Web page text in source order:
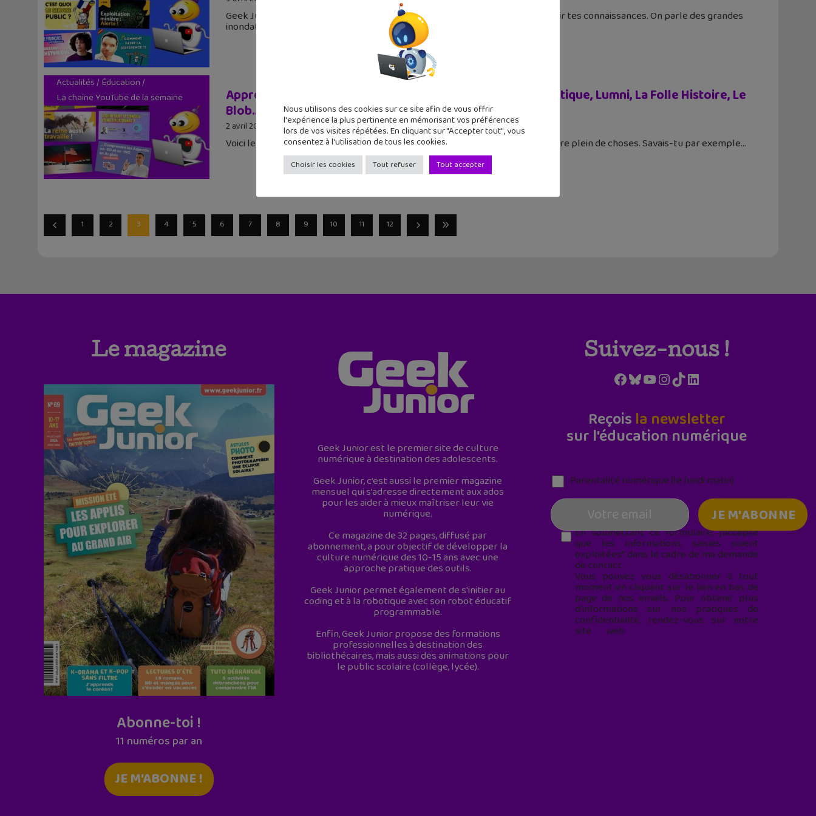
Geek Junior a sélectionné pour toi 7 vidéos trouvées sur YouTube pour enrichir tes connaissances. On parle des grandes
inondations
Actualités/ Éducation/
La chaine YouTube de la semaine
Apprendre avec YouTube #277 avec TropMytho, Chat Sceptique, Lumni, La Folle Histoire, Le
Blob…
2 avril 2024
Voici le retour de notre sélection de vidéos YouTube qui vont te faire apprendre plein de choses. Savais-tu par exemple
1 2 3 4 5 6 7 8 9 10 11 12
Le magazine
Abonne-toi !
11 numéros par an
JE M'ABONNE !
Geek Junior est le premier site de culture
numérique à destination des adolescents.
Geek Junior, c’est aussi le premier magazine
mensuel qui s’adresse directement aux ados
pour les aider à mieux maîtriser leur vie
numérique.
Ce magazine de 32 pages, diffusé par
abonnement, a pour objectif de développer la
culture numérique des 10-15 ans avec une
approche pratique des outils.
Geek Junior permet également de s'initier au
coding et à la robotique avec son robot éducatif
programmable.
Enfin, Geek Junior propose des formations
professionnelles à destination des
bibliothécaires, mais aussi des animations pour
le public scolaire (collège, lycée).
Suivez-nous !
Facebook
Bluesky
YouTube
Instagram
TikTokLinkedIn
Reçois la newsletter
sur l'éducation numérique
Parentalité numérique (le lundi matin)
En soumettant ce formulaire, j’accepte
que les informations saisies soient
exploitées* dans le cadre de ma demande
de contact.
Vous pouvez vous désabonner à tout
moment en cliquant sur le lien en bas de
page de nos emails. Pour obtenir plus
d'informations sur nos pratiques de
confidentialité, rendez-vous sur notre
site web
Nous utilisons des cookies sur ce site afin de vous offrir
l'expérience la plus pertinente en mémorisant vos préférences
lors de vos visites répétées. En cliquant sur "Accepter tout", vous
consentez à l'utilisation de tous les cookies.
Choisir les cookies Tout refuser Tout accepter